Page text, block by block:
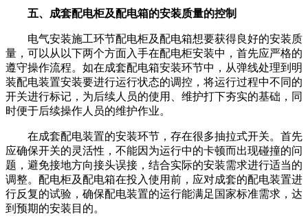
五、成套配电柜及配电箱的安装质量的控制
电气安装施工环节配电柜及配电箱想要获得良好的安装质
量，可以从以下两个方面入手在配电柜安装中，首先应严格的
遵守操作流程。如在成套配电箱安装环节中，从弹线处理到明
装配电装置安装要进行运行状态的调控，将运行过程中不同的
开关进行标记，为后续人员的使用、维护打下夯实的基础，同
时便于后续操作人员的维护作业。
在成套配电装置的安装环节，存在很多抽拉式开关。首先
应确保开关的灵活性，不能因为运行中的卡顿而出现碰撞的问
题，避免接地方向接头误接，结合实际的安装需求进行适当的
调整。配电柜及配电箱在投入使用前，应对成套的配电装置进
行反复的试验，确保配电装置的运行能满足国家标准需求，达
到预期的安装目的。